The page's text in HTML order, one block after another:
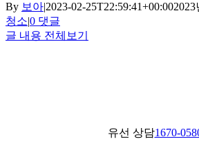
By 보아|2023-02-25T22:59:41+00:00
청소|0 댓글
글 내용 전체보기
유선 상담1670-